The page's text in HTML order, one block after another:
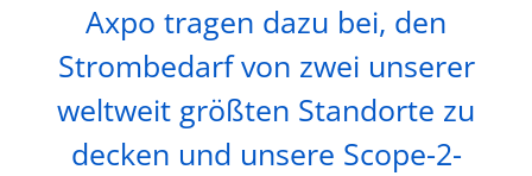
Axpo tragen dazu bei, den
Strombedarf von zwei unserer
weltweit größten Standorte zu
decken und unsere Scope-2-